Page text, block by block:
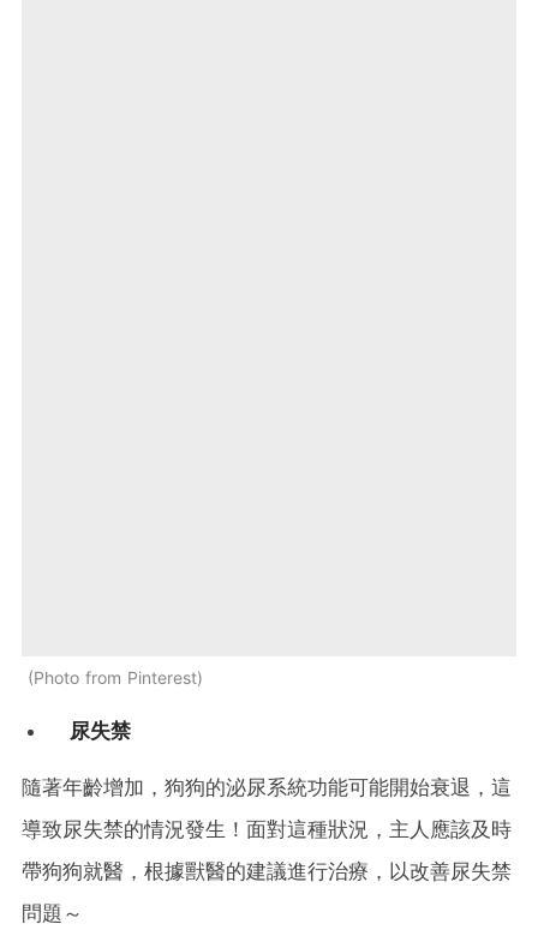
Photo from Pinterest
尿失禁
隨著年齡增加，狗狗的泌尿系統功能可能開始衰退，這
導致尿失禁的情況發生！面對這種狀況，主人應該及時
帶狗狗就醫，根據獸醫的建議進行治療，以改善尿失禁
問題～